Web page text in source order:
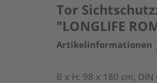
Tor
"LONGLIFE
Artikelinformationen
B x H: 98 x 180 cm, DIN